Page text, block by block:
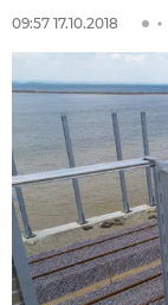
09:57 17.10.2018